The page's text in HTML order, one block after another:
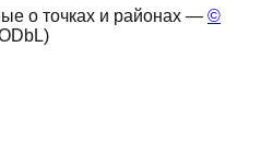
о точках и районах — ©